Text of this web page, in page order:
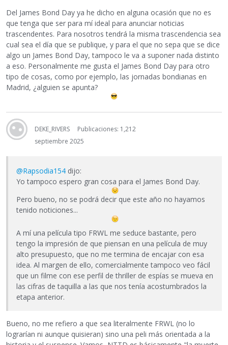
Del James Bond Day ya he dicho en alguna ocasión que no es
que tenga que ser para mí ideal para anunciar noticias
trascendentes. Para nosotros tendrá la misma trascendencia sea
cual sea el día que se publique, y para el que no sepa que se dice
algo un James Bond Day, tampoco le va a suponer nada distinto
a eso. Personalmente me gusta el James Bond Day para otro
tipo de cosas, como por ejemplo, las jornadas bondianas en
Madrid, ¿alguien se apunta?
DEKE_RIVERS
Publicaciones: 1,212
septiembre 2025
@Rapsodia154 dijo:
Yo tampoco espero gran cosa para el James Bond Day.
Pero bueno, no se podrá decir que este año no hayamos
tenido noticiones...
A mí una película tipo FRWL me seduce bastante, pero
tengo la impresión de que piensan en una película de muy
alto presupuesto, que no me termina de encajar con esa
idea. Al margen de ello, comercialmente tampoco veo fácil
que un filme con ese perfil de thriller de espías se mueva en
las cifras de taquilla a las que nos tenía acostumbrados la
etapa anterior.
Bueno, no me refiero a que sea literalmente FRWL (no lo
lograrían ni aunque quisieran) sino una peli más orientada a la